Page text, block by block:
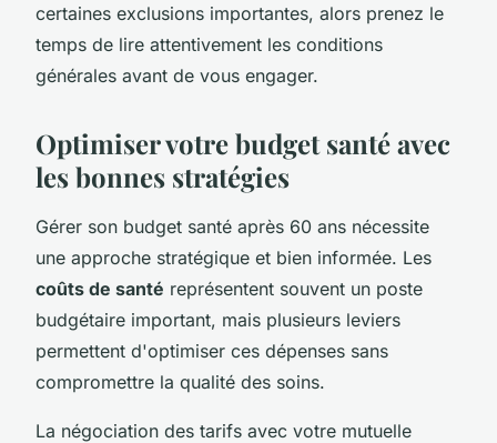
certaines exclusions importantes, alors prenez le
temps de lire attentivement les conditions
générales avant de vous engager.
Optimiser votre budget santé avec
les bonnes stratégies
Gérer son budget santé après 60 ans nécessite
une approche stratégique et bien informée. Les
coûts de santé représentent souvent un poste
budgétaire important, mais plusieurs leviers
permettent d'optimiser ces dépenses sans
compromettre la qualité des soins.
La négociation des tarifs avec votre mutuelle